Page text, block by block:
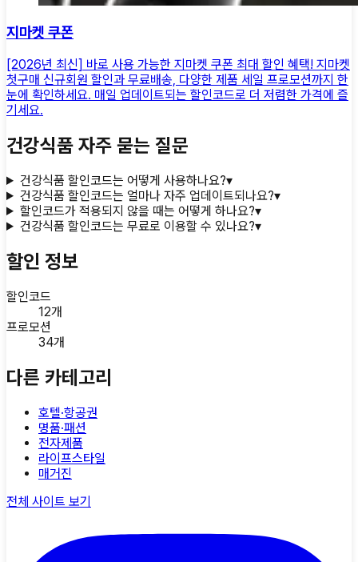
지마켓 쿠폰
[2026년 최신] 바로 사용 가능한 지마켓 쿠폰 최대 할인 혜택! 지마켓
첫구매 신규회원 할인과 무료배송, 다양한 제품 세일 프로모션까지 한
눈에 확인하세요. 매일 업데이트되는 할인코드로 더 저렴한 가격에 즐
기세요.
건강식품 자주 묻는 질문
건강식품 할인코드는 어떻게 사용하나요?▾
건강식품 할인코드는 얼마나 자주 업데이트되나요?▾
할인코드가 적용되지 않을 때는 어떻게 하나요?▾
건강식품 할인코드는 무료로 이용할 수 있나요?▾
할인 정보
할인코드
12개
프로모션
34개
다른 카테고리
호텔·항공권
명품·패션
전자제품
라이프스타일
매거진
전체 사이트 보기